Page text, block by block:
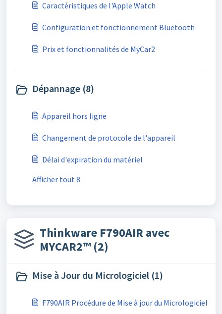
Caractéristiques de l'Apple Watch
Configuration et fonctionnement Bluetooth
Prix ​​et fonctionnalités de MyCar2
Dépannage (8)
Appareil hors ligne
Changement de protocole de l'appareil
Délai d'expiration du matériel
Afficher tout 8
Thinkware F790AIR avec
MYCAR2™ (2)
Mise à Jour du Micrologiciel (1)
F790AIR Procédure de Mise à jour du Micrologiciel